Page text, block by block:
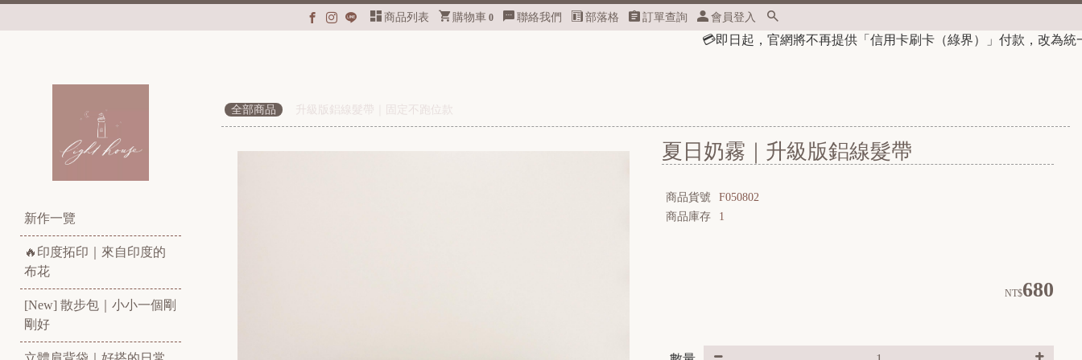
商品列表 購物車 0 聯絡我們 部落格 訂單查詢 會員登入
官網將不再提供「信用卡刷卡（綠界）」付款，改為統一使用Line Pay 🛒註冊
新作一覽
🔥印度拓印｜來自印度的
布花
[New] 散步包｜小小一個剛
剛好
全部商品 升級版鋁線髮帶｜固定不跑位款
夏日奶霧｜升級版鋁線髮帶
商品貨號
F050802
商品庫存
1
NT$680